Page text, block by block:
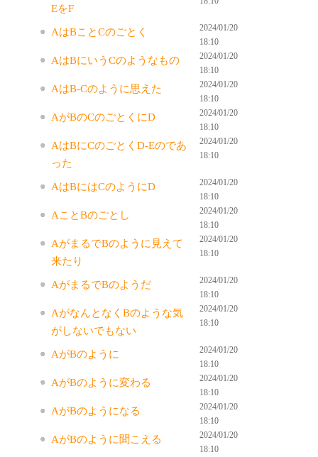
EをF
AはBことCのごとく
2024/01/20
18:10
AはBにいうCのようなもの
2024/01/20
18:10
AはB-Cのように思えた
2024/01/20
18:10
AがBのCのごとくにD
2024/01/20
18:10
AはBにCのごとくD-Eのであ
った
2024/01/20
18:10
AはBにはCのようにD
2024/01/20
18:10
AことBのごとし
2024/01/20
18:10
AがまるでBのように見えて
来たり
2024/01/20
18:10
AがまるでBのようだ
2024/01/20
18:10
AがなんとなくBのような気
がしないでもない
2024/01/20
18:10
AがBのように
2024/01/20
18:10
AがBのように変わる
2024/01/20
18:10
AがBのようになる
2024/01/20
18:10
AがBのように聞こえる
2024/01/20
18:10